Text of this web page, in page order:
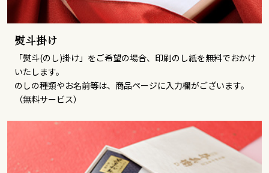
熨斗掛け
「熨斗(のし)掛け」をご希望の場合、印刷のし紙を無料でおかけ
いたします。
のしの種類やお名前等は、商品ページに入力欄がございます。
（無料サービス）